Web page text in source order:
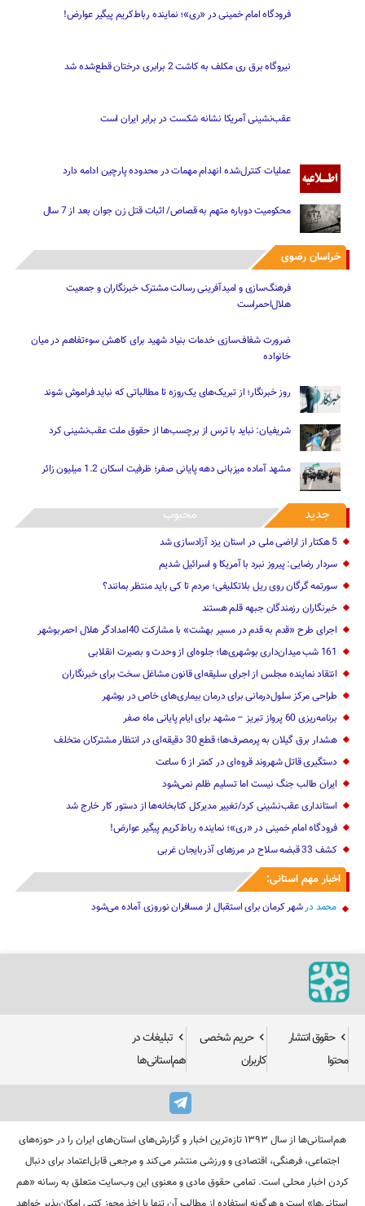
فرودگاه امام خمینی در «ری»؛ نماینده رباط‌کریم پیگیر عوارض!
محکومیت دوباره متهم به قصاص/ اثبات قتل زن جوان بعد از 7 سال
خراسان رضوی
فرهنگ‌سازی و امیدآفرینی رسالت‌ مشترک خبرنگاران و جمعیت
هلال‌احمراست
ضرورت شفاف‌سازی خدمات بنیاد شهید برای کاهش سوءتفاهم‌ در میان
خانواده
جدید
5 هکتار از اراضی ملی در استان یز‌د آزادسازی شد
سردار رضایی: پیروز نبرد با آمریکا و اسرائیل شدیم
سورتمه گرگان روی ریل بلاتکلیفی؛ مردم تا کی باید منتظر بمانند؟
خبرنگاران رزمندگان جبهه قلم هستند
اجرای طرح «قدم به قدم در مسیر بهشت» با مشارکت 40امدادگر هلال احمربوشهر
161 شب میدان‌داری بوشهری‌ها؛ جلوه‌ای از وحدت و بصیرت انقلابی
انتقاد نماینده مجلس از اجرای سلیقه‌ای قانون مشاغل سخت برای خبرنگاران
طراحی مرکز سلول‌درمانی برای درمان بیماری‌های خاص در بوشهر
برنامه‌ریزی 60 پرواز تبریز – مشهد برای ایام پایانی ماه صفر
هشدار برق گیلان به پرمصرف‌ها؛ قطع 30 دقیقه‌ای در انتظار مشترکان متخلف
دستگیری قاتل شهروند قروه‌ای در کمتر از 6 ساعت
ایران طالب جنگ نیست اما تسلیم ظلم نمی‌شود
استانداری عقب‌نشینی کرد‌/تغییر مدیرکل کتابخانه‌ها از دستور کار خارج شد
فرودگاه امام خمینی در «ری»؛ نماینده رباط‌کریم پیگیر عوارض!
کشف 33 قبضه سلاح در مرزهای آذربایجان غربی
اخبار مهم استانی:
محمددرشهر کرمان برای استقبال از مسافران نوروزی آماده می‌شود
حقوق انتشار
محتوا
اجتماعی، فرهنگی، اقتصادی و ورزشی منتشر می‌کند و مرجعی قابل‌اعتماد برای دنبال
کردن اخبار محلی است. تمامی حقوق مادی و معنوی این وب‌سایت متعلق به رسانه «هم
استانی‌ها» است و هرگونه استفاده از مطالب آن تنها با اخذ مجوز کتبی امکان‌پذیر خواهد
بود.